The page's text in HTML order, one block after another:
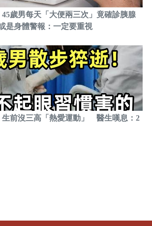
歲男每天「大便兩三次」竟確診胰腺
是身體警報：一定要重視
生前沒三高「熱愛運動」 醫生嘆息：2